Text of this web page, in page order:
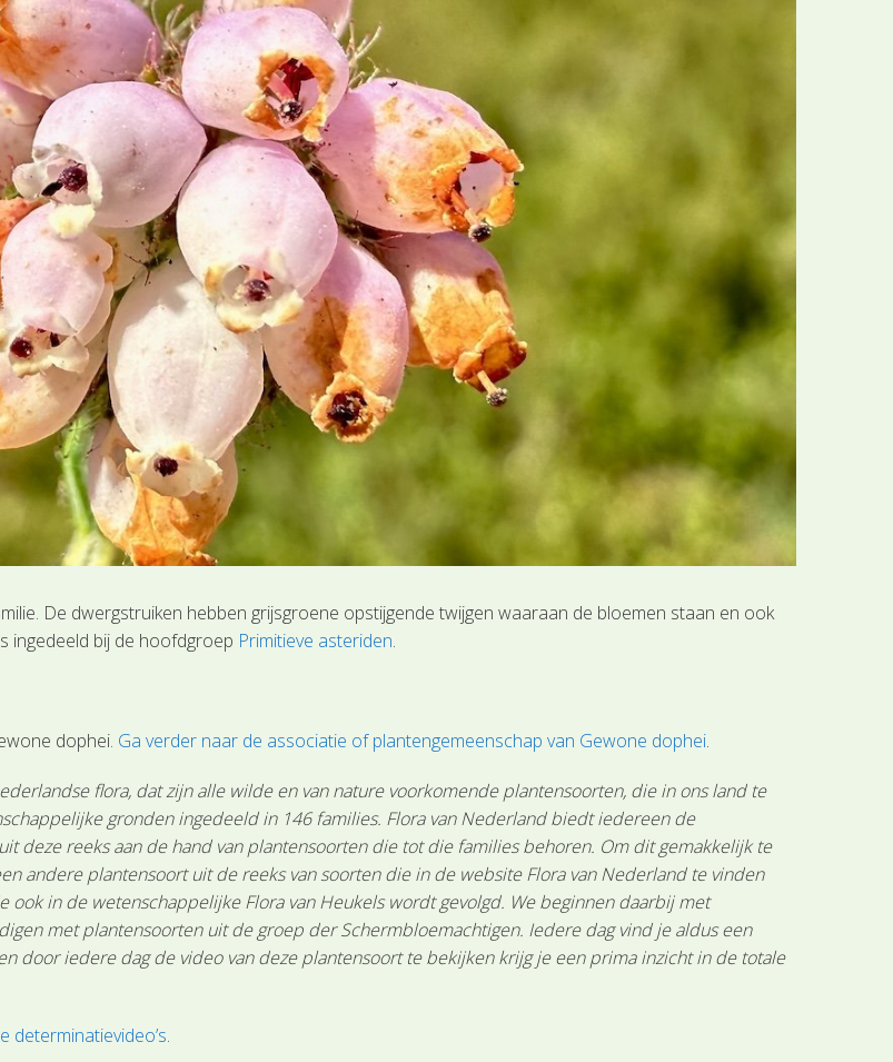
De dwergstruiken hebben grijsgroene opstijgende twijgen waaraan de bloemen staan en ook
ingedeeld bij de hoofdgroep Primitieve asteriden.
dophei. Ga verder naar de associatie of plantengemeenschap van Gewone dophei.
flora, dat zijn alle wilde en van nature voorkomende plantensoorten, die in ons land te
gronden ingedeeld in 146 families. Flora van Nederland biedt iedereen de
deze reeks aan de hand van plantensoorten die tot die families behoren. Om dit gemakkelijk te
andere plantensoort uit de reeks van soorten die in de website Flora van Nederland te vinden
in de wetenschappelijke Flora van Heukels wordt gevolgd. We beginnen daarbij met
met plantensoorten uit de groep der Schermbloemachtigen. Iedere dag vind je aldus een
door iedere dag de video van deze plantensoort te bekijken krijg je een prima inzicht in de totale
determinatievideo’s.